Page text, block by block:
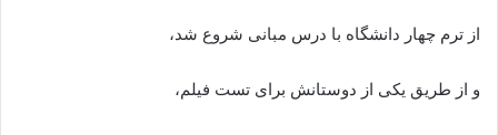
از ترم چهار دانشگاه با درس مبانی شروع شد،
و از طریق یکی از دوستانش برای تست فیلم،